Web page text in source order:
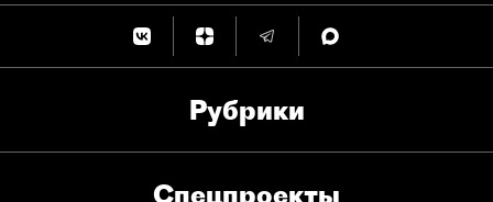
Рубрики
Спец­проекты